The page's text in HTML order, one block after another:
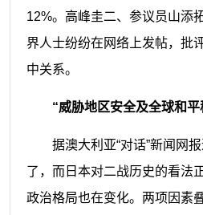
12%。高峰圭二、参议员山添
界人士纷纷在网络上发帖，批
中关系。
“威胁地区安全及全球和平
据澳大利亚“对话”新闻网
了，而日本对二战历史的看法
政治格局也在变化。两项因素